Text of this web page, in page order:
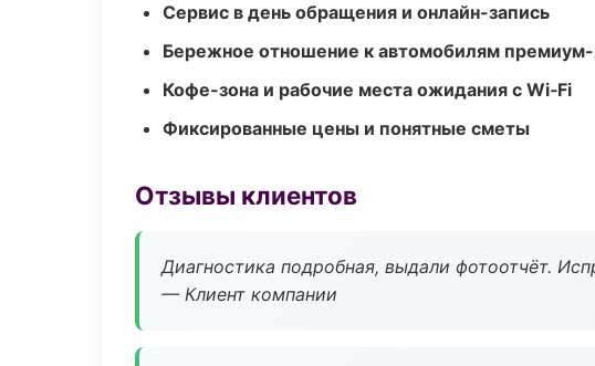
Сервис в день обращения и онлайн-запись
Бережное отношение к автомобилям премиум-
Кофе-зона и рабочие места ожидания с Wi‑Fi
Фиксированные цены и понятные сметы
Отзывы клиентов
Диагностика подробная, выдали фотоотчёт.
— Клиент компании